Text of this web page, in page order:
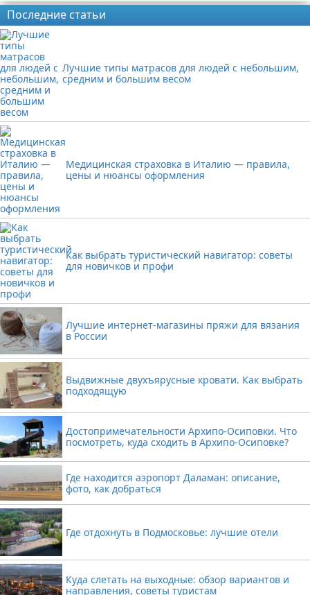
Последние статьи
Лучшие типы матрасов для людей с небольшим,
средним и большим весом
Медицинская страховка в Италию — правила,
цены и нюансы оформления
Как выбрать туристический навигатор: советы
для новичков и профи
Лучшие интернет-магазины пряжи для вязания
в России
Выдвижные двухъярусные кровати. Как выбрать
подходящую
Достопримечательности Архипо-Осиповки. Что
посмотреть, куда сходить в Архипо-Осиповке?
Где находится аэропорт Даламан: описание,
фото, как добраться
Где отдохнуть в Подмосковье: лучшие отели
Куда слетать на выходные: обзор вариантов и
направления, советы туристам